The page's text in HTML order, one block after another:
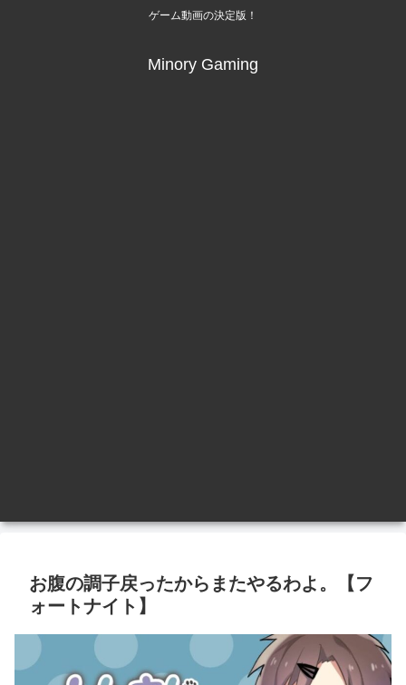
ゲーム動画の決定版！
Minory Gaming
お腹の調子戻ったからまたやるわよ。【フ
ォートナイト】